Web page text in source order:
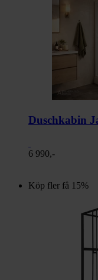
Duschkabin
6 990,-
Köp fler få 15%